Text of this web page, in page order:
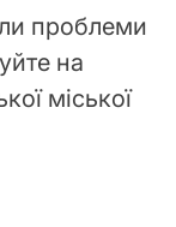
проблеми
на
міської